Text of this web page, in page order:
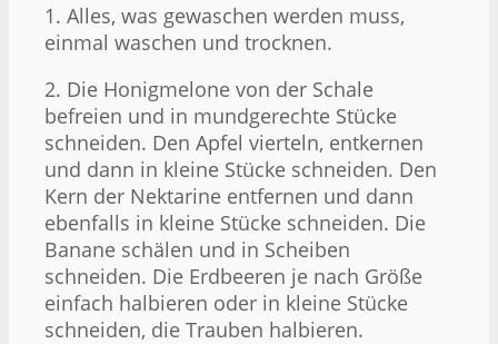
1. Alles, was gewaschen werden muss,
einmal waschen und trocknen.
2. Die Honigmelone von der Schale
befreien und in mundgerechte Stücke
schneiden. Den Apfel vierteln, entkernen
und dann in kleine Stücke schneiden. Den
Kern der Nektarine entfernen und dann
ebenfalls in kleine Stücke schneiden. Die
Banane schälen und in Scheiben
schneiden. Die Erdbeeren je nach Größe
einfach halbieren oder in kleine Stücke
schneiden, die Trauben halbieren.